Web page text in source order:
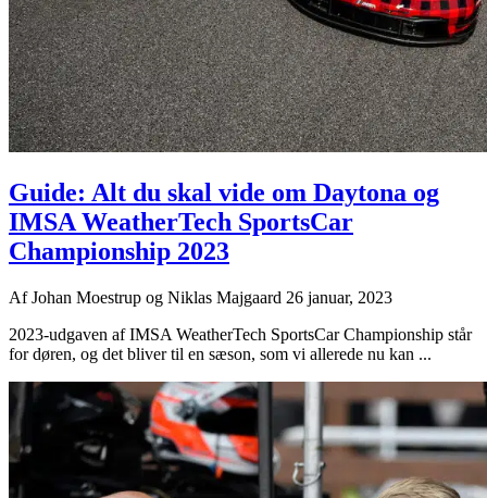
Guide: Alt du skal vide om Daytona og
IMSA WeatherTech SportsCar
Championship 2023
AfJohan Moestrup og Niklas Majgaard 26 januar, 2023
2023-udgaven af IMSA WeatherTech SportsCar Championship står
for døren, og det bliver til en sæson, som vi allerede nu kan ...